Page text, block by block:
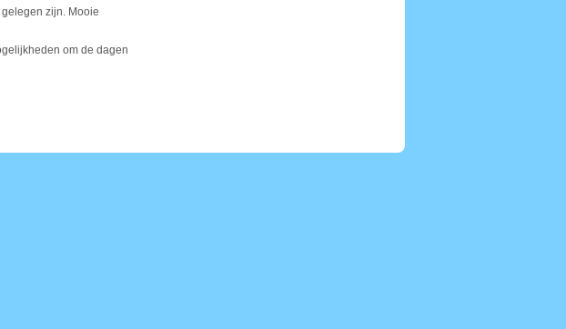
zijn. Mooie
om de dagen